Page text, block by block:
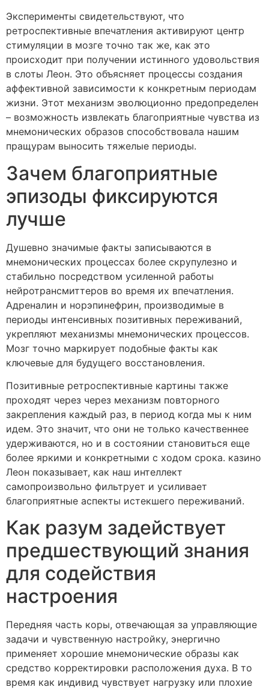
Эксперименты свидетельствуют, что
ретроспективные впечатления активируют центр
стимуляции в мозге точно так же, как это
происходит при получении истинного удовольствия
в слоты Леон. Это объясняет процессы создания
аффективной зависимости к конкретным периодам
жизни. Этот механизм эволюционно предопределен
– возможность извлекать благоприятные чувства из
мнемонических образов способствовала нашим
пращурам выносить тяжелые периоды.
Зачем благоприятные
эпизоды фиксируются
лучше
Душевно значимые факты записываются в
мнемонических процессах более скрупулезно и
стабильно посредством усиленной работы
нейротрансмиттеров во время их впечатления.
Адреналин и норэпинефрин, производимые в
периоды интенсивных позитивных переживаний,
укрепляют механизмы мнемонических процессов.
Мозг точно маркирует подобные факты как
ключевые для будущего восстановления.
Позитивные ретроспективные картины также
проходят через через механизм повторного
закрепления каждый раз, в период когда мы к ним
идем. Это значит, что они не только качественнее
удерживаются, но и в состоянии становиться еще
более яркими и конкретными с ходом срока. казино
Леон показывает, как наш интеллект
самопроизвольно фильтрует и усиливает
благоприятные аспекты истекшего переживаний.
Как разум задействует
предшествующий знания
для содействия
настроения
Передняя часть коры, отвечающая за управляющие
задачи и чувственную настройку, энергично
применяет хорошие мнемонические образы как
средство корректировки расположения духа. В то
время как индивид чувствует нагрузку или плохие